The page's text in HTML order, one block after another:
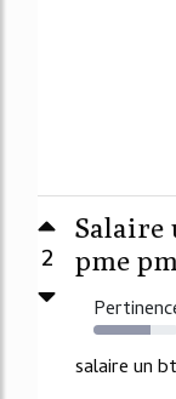
2
Salaire
pme
67%
salaire un